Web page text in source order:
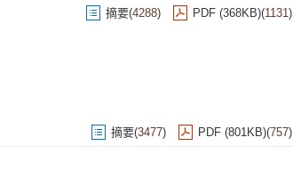
摘要(4288) PDF (368KB)(1131)
摘要(3477) PDF (801KB)(757)